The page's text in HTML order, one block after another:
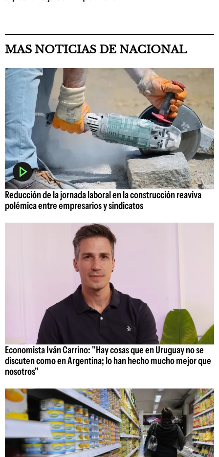
MAS NOTICIAS DE NACIONAL
Reducción de la jornada laboral en la construcción reaviva
polémica entre empresarios y sindicatos
Economista Iván Carrino: "Hay cosas que en Uruguay no se
discuten como en Argentina; lo han hecho mucho mejor que
nosotros"